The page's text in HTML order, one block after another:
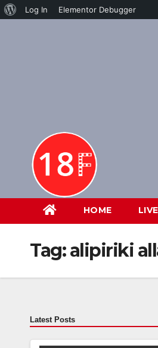
About
Log In Elementor Debugger
HOME
Tag:alipiriki
Latest Posts